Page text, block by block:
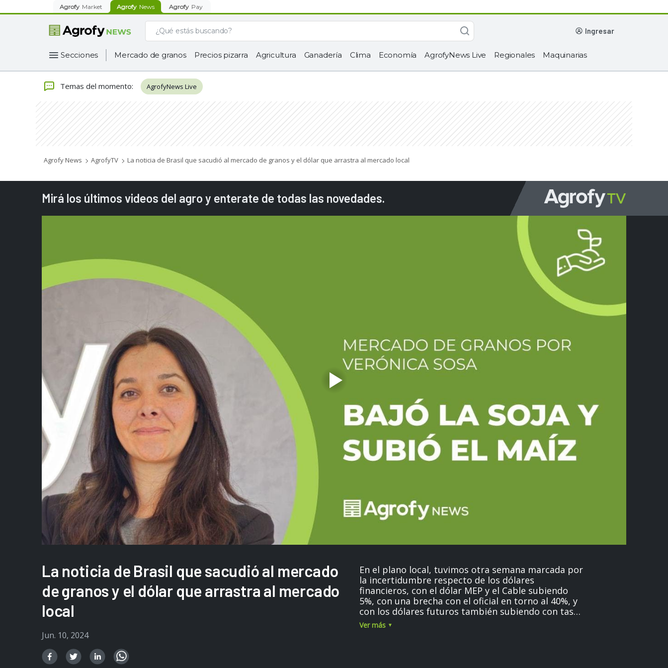
Agrofy Market Agrofy News Agrofy Pay
ingresar
Secciones Mercado de granos Precios pizarra Agricultura Ganadería Clima Economía AgrofyNews Live Regionales Maquinarias
Temas del momento: AgrofyNews Live
Agrofy News AgrofyTV La noticia de Brasil que sacudió al mercado de granos y el dólar que arrastra al mercado local
Mirá los últimos videos del agro y enterate de todas las novedades.
La noticia de Brasil que sacudió al mercado
de granos y el dólar que arrastra al mercado
local
Jun. 10, 2024
En el plano local, tuvimos otra semana marcada por
la incertidumbre respecto de los dólares
financieros, con el dólar MEP y el Cable subiendo
5%, con una brecha con el oficial en torno al 40%, y
con los dólares futuros también subiendo con tasas
implícitas de devaluación en torno al 60% para los
Ver más